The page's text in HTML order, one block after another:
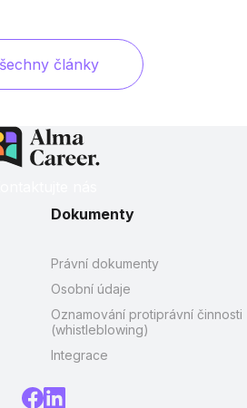
články
Dokumenty
Právní dokumenty
Osobní údaje
Oznamování protiprávní činnosti
(whistleblowing)
Integrace